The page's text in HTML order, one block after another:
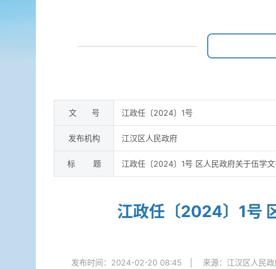
文 号 江政任〔2024〕1号
发布机构 江汉区人民政府
标 题 江政任〔2024〕1号 区人民政府关于伍学
江政任〔2024〕1号
发布时间：2024-02-20 08:45 来源：江汉区人民